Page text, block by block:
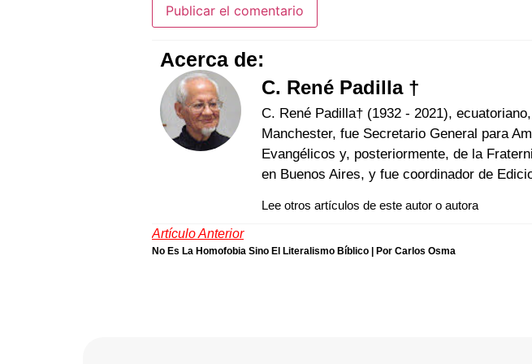
Acerca de:
C. René Padilla †
C. René Padilla† (1932 - 2021),
Manchester, fue Secretario General para
Evangélicos y, posteriormente, de la
en Buenos Aires, y fue coordinador de
Lee otros artículos de este autor o autora
Artículo Anterior
No Es La Homofobia Sino El Literalismo Bíblico | Por Carlos Osma